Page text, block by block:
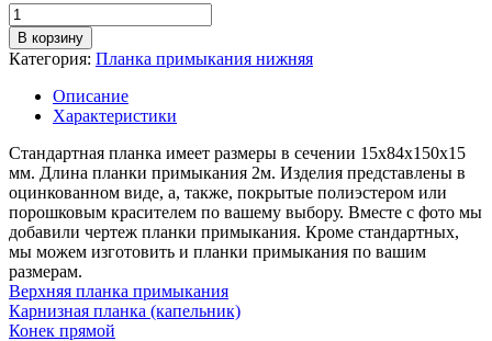
Количество
товара
Планка
примыкания
нижняя,
длина
толщина
металла
0,45
мм,
цинк
В корзину
Категория: Планка примыкания нижняя
Описание
Характеристики
Стандартная планка имеет размеры в сечении 15х84х150х15
мм. Длина планки примыкания 2м. Изделия представлены в
оцинкованном виде, а, также, покрытые полиэстером или
порошковым красителем по вашему выбору. Вместе с фото мы
добавили чертеж планки примыкания. Кроме стандартных,
мы можем изготовить и планки примыкания по вашим
размерам.
Верхняя планка примыкания
Карнизная планка (капельник)
Конек прямой